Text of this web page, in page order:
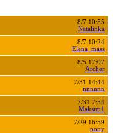
8/7 10:55
Natalinka
8/7 10:24
Elena_mass
8/5 17:07
Archer
7/31 14:44
nnnnnn
7/31 7:54
Maksim1
7/29 16:59
pony